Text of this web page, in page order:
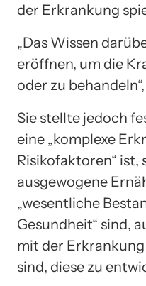
der Erkrankung
„Das Wissen
eröffnen, um die
oder zu
Sie stellte jedoch
eine „komplexe
Risikofaktoren“ ist,
ausgewogene
„wesentliche
Gesundheit“ sind,
mit der
sind, diese zu